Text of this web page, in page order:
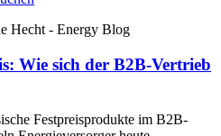
Hecht - Energy Blog
Wie sich der B2B-Vertrieb
Festpreisprodukte im B2B-